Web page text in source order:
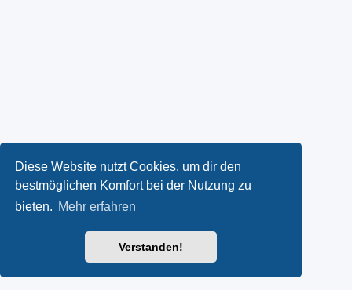
Diese Website nutzt Cookies, um dir den
bestmöglichen Komfort bei der Nutzung zu
bieten. Mehr erfahren
Verstanden!